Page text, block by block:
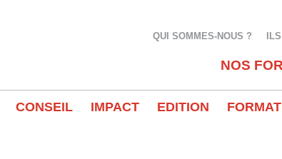
QUI SOMMES-NOUS ?
NOS
CONSEIL IMPACT EDITION